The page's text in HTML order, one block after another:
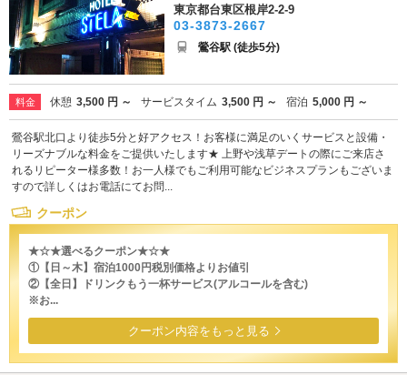
東京都台東区根岸2-2-9
03-3873-2667
鶯谷駅 (徒歩5分)
料金 休憩 3,500 円 ～ サービスタイム 3,500 円 ～ 宿泊 5,000 円 ～
鶯谷駅北口より徒歩5分と好アクセス！お客様に満足のいくサービスと設備・
リーズナブルな料金をご提供いたします★ 上野や浅草デートの際にご来店さ
れるリピーター様多数！お一人様でもご利用可能なビジネスプランもございま
すので詳しくはお電話にてお問...
クーポン
★☆★選べるクーポン★☆★
①【日～木】宿泊1000円税別価格よりお値引
②【全日】ドリンクもう一杯サービス(アルコールを含む)
※お...
クーポン内容をもっと見る